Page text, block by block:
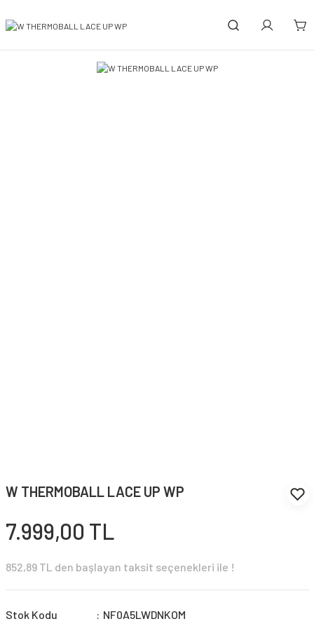
W THERMOBALL LACE UP WP
7.999,00 TL
852,89 TL den başlayan taksit seçenekleri ile !
Stok Kodu
NF0A5LWDNKOM